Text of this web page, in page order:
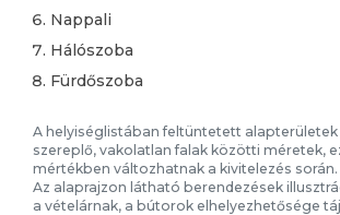
Nappali
Hálószoba
Fürdőszoba
A helyiséglistában feltüntetett alapterületek
szereplő, vakolatlan falak közötti méretek,
mértékben változhatnak a kivitelezés során.
Az alaprajzon látható berendezések
a vételárnak, a bútorok elhelyezhetősége